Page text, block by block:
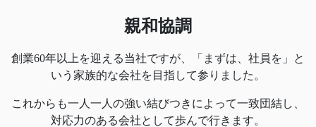
親和協調
創業60年以上を迎える当社ですが、「まずは、社員を」と
いう家族的な会社を目指して参りました。
これからも一人一人の強い結びつきによって一致団結し、
対応力のある会社として歩んで行きます。